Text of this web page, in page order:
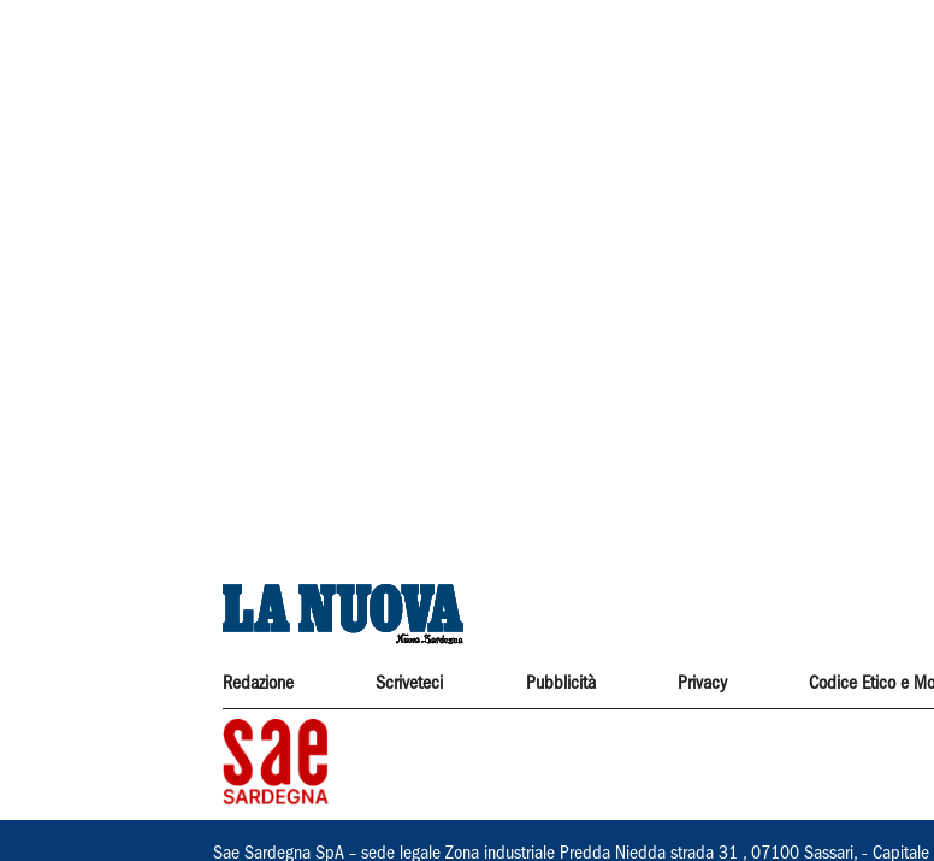
Redazione Scriveteci Pubblicità Privacy Codice Etico e
Sae Sardegna SpA – sede legale Zona industriale Predda Niedda strada 31 , 07100 Sassari, -